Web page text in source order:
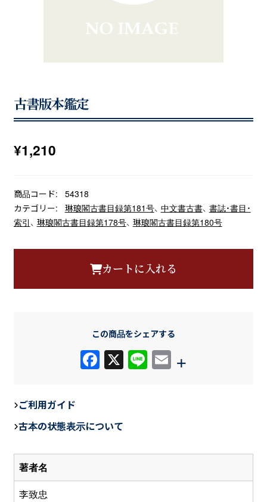
古書版本鑑定
¥1,210
商品コード:
54318
カテゴリー:
琳琅閣古書目録第181号、 中文書古書、 書誌・書目・
索引 、 琳琅閣古書目録第178号、 琳琅閣古書目録第180号
著者名
李致忠
カートに入れる
この商品をシェアする
F
e
b
o
o
X Li E
+
ご利用ガイド
古本の状態表示について